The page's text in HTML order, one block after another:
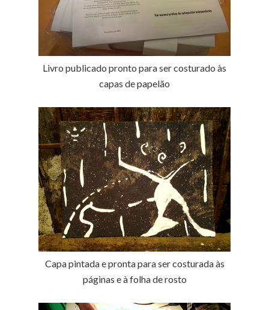
Livro publicado pronto para ser costurado às
capas de papelão
Capa pintada e pronta para ser costurada às
páginas e à folha de rosto